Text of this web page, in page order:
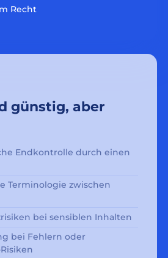
Recht
günstig, aber
Endkontrolle durch einen
Terminologie zwischen
bei sensiblen Inhalten
bei Fehlern oder